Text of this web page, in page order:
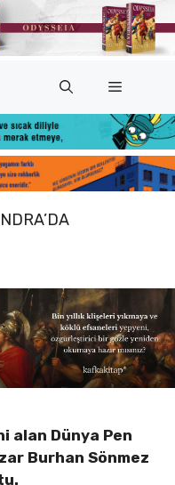
Menü
alan Dünya Pen
Burhan Sönmez